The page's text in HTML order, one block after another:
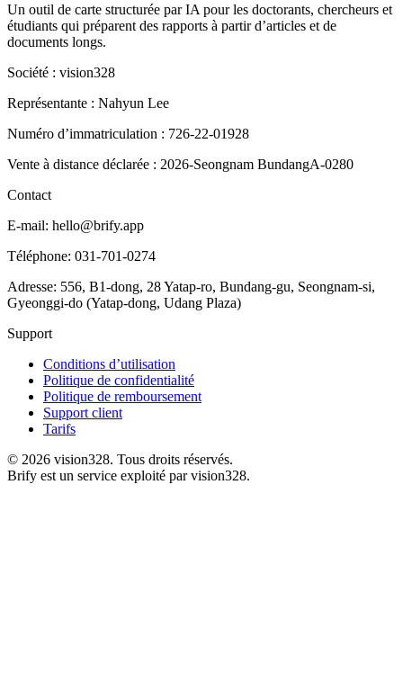
Un outil de carte structurée par IA pour les doctorants, chercheurs et
étudiants qui préparent des rapports à partir d’articles et de
documents longs.
Société : vision328
Représentante : Nahyun Lee
Numéro d’immatriculation : 726-22-01928
Vente à distance déclarée : 2026-Seongnam BundangA-0280
Contact
E-mail: hello@brify.app
Téléphone: 031-701-0274
Adresse: 556, B1-dong, 28 Yatap-ro, Bundang-gu, Seongnam-si,
Gyeonggi-do (Yatap-dong, Udang Plaza)
Support
Conditions d’utilisation
Politique de confidentialité
Politique de remboursement
Support client
Tarifs
© 2026 vision328. Tous droits réservés.
Brify est un service exploité par vision328.